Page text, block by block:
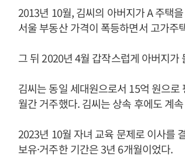
2013년 10월, 김씨의 아버지가 A 주택
서울 부동산 가격이 폭등하면서 고가주
그 뒤 2020년 4월 갑작스럽게 아버지가
김씨는 동일 세대원으로서 15억 원으
월간 거주했다. 김씨는 상속 후에도 계
2023년 10월 자녀 교육 문제로 이사를
보유·거주한 기간은 3년 6개월이었다.